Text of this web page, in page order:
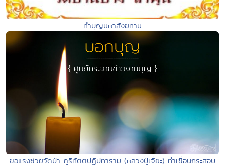
ทำบุญมหาสังฆทาน
ขอแรงช่วยวัดป่า ภูริทัตตปฏิปทาราม (หลวงปู่เจี้ยะ) ทำเขื่อนกระสอบ